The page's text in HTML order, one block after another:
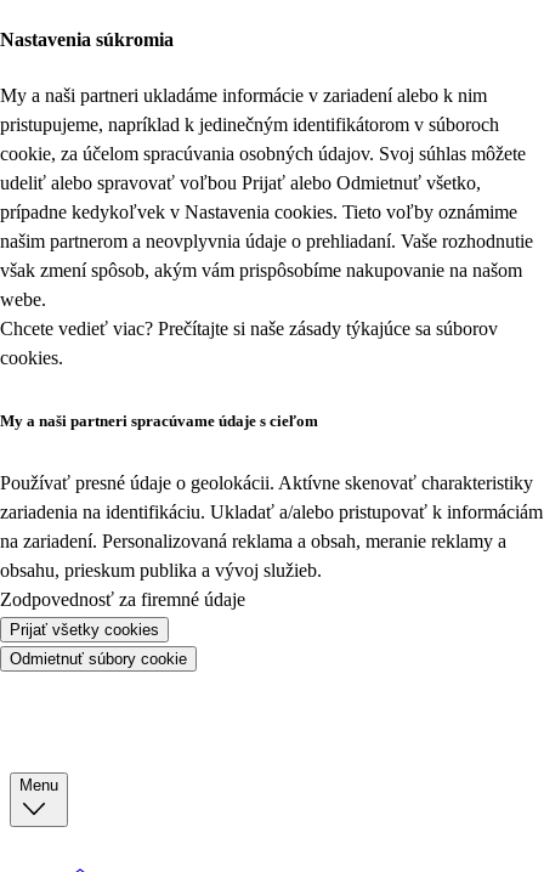
Nastavenia súkromia
My a naši partneri ukladáme informácie v zariadení alebo k nim
pristupujeme, napríklad k jedinečným identifikátorom v súboroch
cookie, za účelom spracúvania osobných údajov. Svoj súhlas môžete
udeliť alebo spravovať voľbou Prijať alebo Odmietnuť všetko,
prípadne kedykoľvek v Nastavenia cookies. Tieto voľby oznámime
našim partnerom a neovplyvnia údaje o prehliadaní. Vaše rozhodnutie
však zmení spôsob, akým vám prispôsobíme nakupovanie na našom
webe.
Chcete vedieť viac? Prečítajte si naše zásady týkajúce sa súborov
cookies.
My a naši partneri spracúvame údaje s cieľom
Používať presné údaje o geolokácii. Aktívne skenovať charakteristiky
zariadenia na identifikáciu. Ukladať a/alebo pristupovať k informáciám
na zariadení. Personalizovaná reklama a obsah, meranie reklamy a
obsahu, prieskum publika a vývoj služieb.
Zodpovednosť za firemné údaje
Prijať všetky cookies
Odmietnuť súbory cookie
Menu